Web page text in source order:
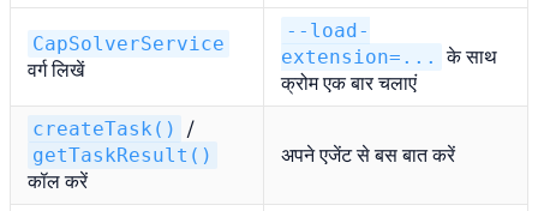
CapSolverService
वर्ग लिखें
--load-
extension=... के साथ
क्रोम एक बार चलाएं
createTask()
/
getTaskResult()
कॉल करें
अपने एजेंट से बस बात करें